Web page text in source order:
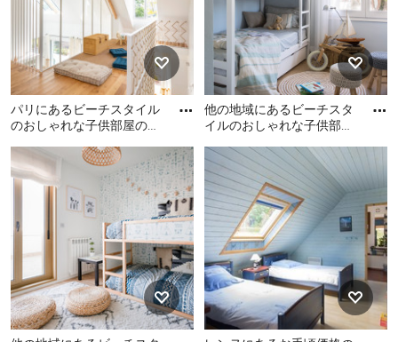
パリにあるビーチスタイル
のおしゃれな子供部屋の写
パリにあるビーチスタイル
のおしゃれな子供部屋の写
真
他の地域にあるビーチスタ
イルのおしゃれな子供部屋
ング、児童向け、茶色い床
他の地域にあるビーチスタ
イルのおしゃれな子供部屋
(グレーの壁、無垢フローリ
ング、児童向け、茶色い床)
の写真